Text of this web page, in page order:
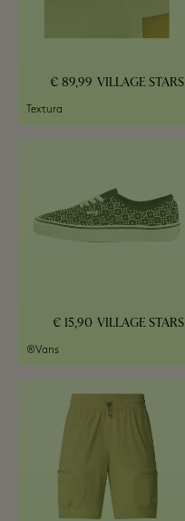
VILLAGE STARS
89,99 €
Textura
VILLAGE STARS
15,90 €
Vans®